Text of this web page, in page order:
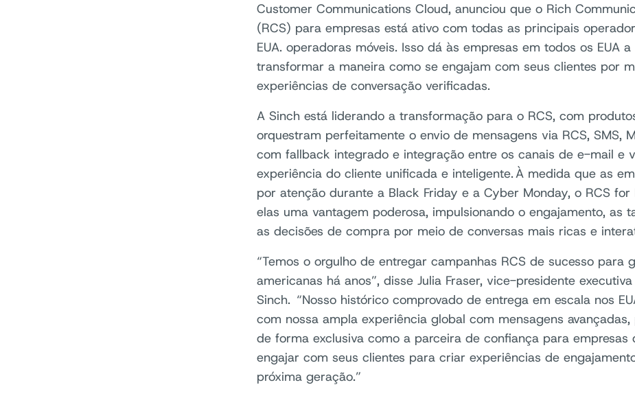
Customer Communications Cloud, anunciou que o Rich
(RCS) para empresas está ativo com todas as principais
EUA. operadoras móveis. Isso dá às empresas em todos os EUA
transformar a maneira como se engajam com seus clientes por
experiências de conversação verificadas.
A Sinch está liderando a transformação para o RCS, com
orquestram perfeitamente o envio de mensagens via RCS, SMS,
com fallback integrado e integração entre os canais de e-mail e
experiência do cliente unificada e inteligente. À medida que as
por atenção durante a Black Friday e a Cyber Monday, o RCS for
elas uma vantagem poderosa, impulsionando o engajamento, as
as decisões de compra por meio de conversas mais ricas e
“Temos o orgulho de entregar campanhas RCS de sucesso para
americanas há anos”, disse Julia Fraser, vice-presidente
Sinch. “Nosso histórico comprovado de entrega em escala nos
com nossa ampla experiência global com mensagens avançadas,
de forma exclusiva como a parceira de confiança para empresas
engajar com seus clientes para criar experiências de
próxima geração.”